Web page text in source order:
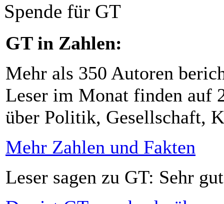
Spende für GT
GT in Zahlen:
Mehr als 350 Autoren
Leser im Monat finden auf
über Politik, Gesellschaft,
Mehr Zahlen und Fakten
Leser sagen zu GT: Sehr